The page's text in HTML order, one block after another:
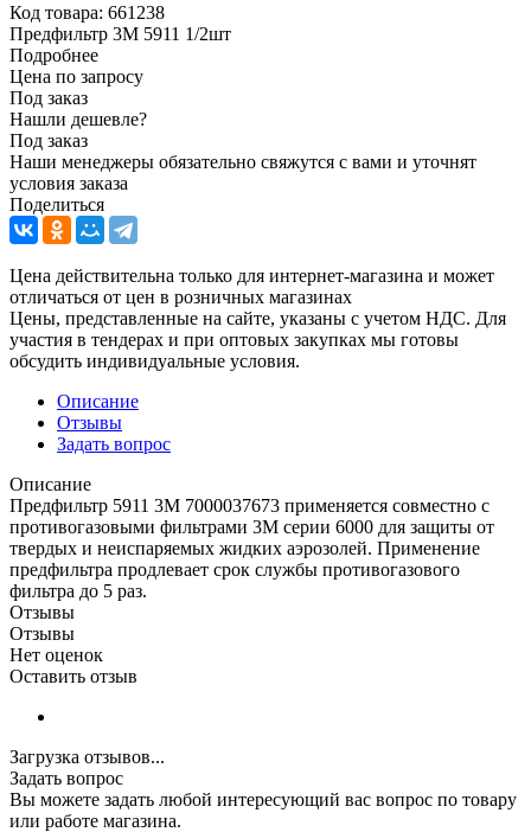
Код товара: 661238
Предфильтр 3М 5911 1/2шт
Подробнее
Цена по запросу
Под заказ
Нашли дешевле?
Под заказ
Наши менеджеры обязательно свяжутся с вами и уточнят
условия заказа
Поделиться
Цена действительна только для интернет-магазина и может
отличаться от цен в розничных магазинах
Цены, представленные на сайте, указаны с учетом НДС. Для
участия в тендерах и при оптовых закупках мы готовы
обсудить индивидуальные условия.
Описание
Отзывы
Задать вопрос
Описание
Предфильтр 5911 3М 7000037673 применяется совместно с
противогазовыми фильтрами 3М серии 6000 для защиты от
твердых и неиспаряемых жидких аэрозолей. Применение
предфильтра продлевает срок службы противогазового
фильтра до 5 раз.
Отзывы
Отзывы
Нет оценок
Оставить отзыв
Загрузка отзывов...
Задать вопрос
Вы можете задать любой интересующий вас вопрос по товару
или работе магазина.